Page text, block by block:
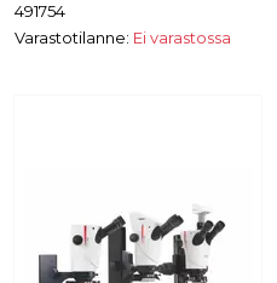
491754
Varastotilanne: Ei varastossa